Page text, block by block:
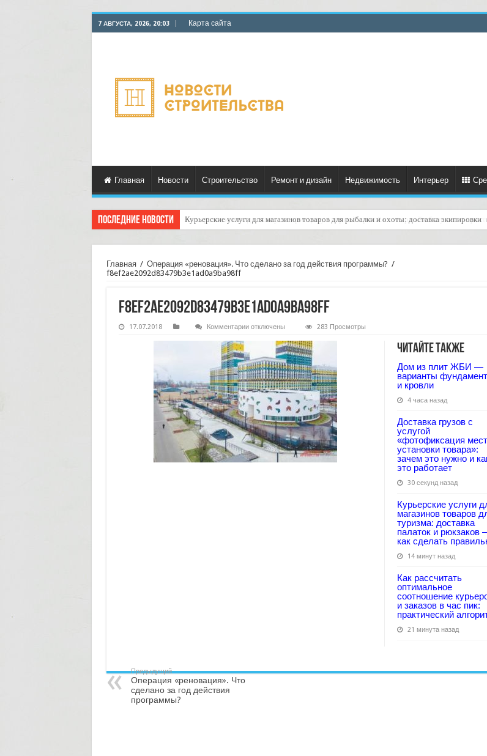
7 АВГУСТА, 2026, 20:03 Карта сайта
Главная Новости Строительство Ремонт и дизайн Недвижимость Интерьер
Последние новости Как организовать доставку по принципу «первый пришёл — первый обслужен»:
Главная / Операция «реновация». Что сделано за год действия программы? /
f8ef2ae2092d83479b3e1ad0a9ba98ff
f8ef2ae2092d83479b3e1ad0a9ba98ff
17.07.2018 Комментариик
f8ef2ae2092d83479b3e1ad0a9ba98ff
отключены 283 Просмотры
Читайте также
Дом из плит ЖБИ —
варианты
и кровли
4 часа назад
Доставка грузов с
услугой
«фотофиксация
установки товара»:
зачем это нужно и
это работает
30 секунд назад
Курьерские услуги
магазинов товаров
туризма: доставка
палаток и рюкзаков
как сделать
14 минут назад
Как рассчитать
оптимальное
соотношение
и заказов в час пик:
практический
21 минута назад
Предыдущий
Операция «реновация». Что
сделано за год действия
программы?